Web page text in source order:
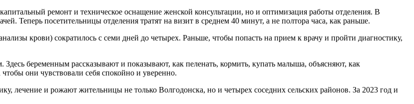
ремонт и техническое оснащение женской консультации, но и оптимизация работы отделения. В
Теперь посетительницы отделения тратят на визит в среднем 40 минут, а не полтора часа, как раньше.
крови) сократилось с семи дней до четырех. Раньше, чтобы попасть на прием к врачу и пройти диагностику,
беременным рассказывают и показывают, как пеленать, кормить, купать малыша, объясняют, как
они чувствовали себя спокойно и уверенно.
лечение и рожают жительницы не только Волгодонска, но и четырех соседних сельских районов. За 2023 год и